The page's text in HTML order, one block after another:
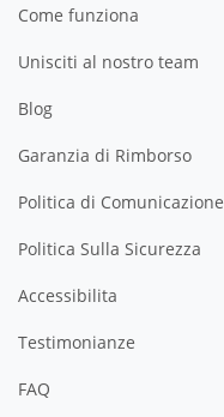
Come funziona
Unisciti al nostro team
Blog
Garanzia di Rimborso
Politica di Comunicazione
Politica Sulla Sicurezza
Accessibilita
Testimonianze
FAQ